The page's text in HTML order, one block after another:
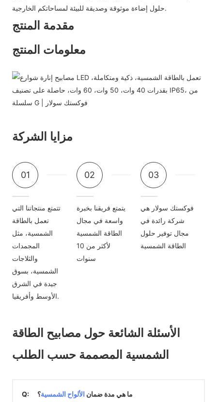
حلول إضاءة موثوقة وصديقة للبيئة لمساحاتكم الخارجية.
مقدمة المنتج
معلومات المنتج
مزايا الشركة
01
تتمتع منتجاتنا التي
تعمل بالطاقة
الشمسية، مثل
المجمدات
والثلاجات
الشمسية، بسوق
جيدة في الشرق
الأوسط وأفريقيا.
02
يتمتع فريقنا بخبرة
واسعة في مجال
الطاقة الشمسية
لأكثر من 10
سنوات
03
فوكستك سولار هي
شركة رائدة في
مجال توفير حلول
الطاقة الشمسية
الأسئلة الشائعة حول مصابيح الطاقة
الشمسية المصممة حسب الطلب
Q: ما هي مدة ضمان الألواح الشمسية؟